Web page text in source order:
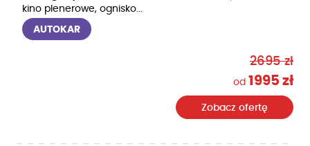
kino plenerowe, ognisko...
AUTOKAR
2695 zł
od 1995 zł
Zobacz ofertę